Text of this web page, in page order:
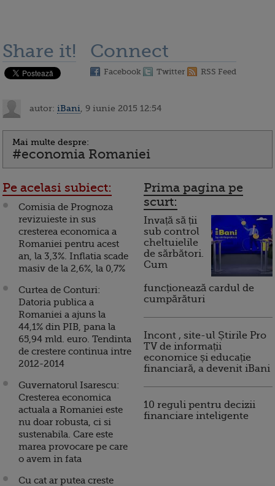
Share it! Connect
Facebook Twitter RSS Feed
autor: iBani , 9 iunie 2015 12:54
Mai multe despre:
#economia Romaniei
Pe acelasi subiect:
Comisia de Prognoza
revizuieste in sus
cresterea economica a
Romaniei pentru acest
an, la 3,3%. Inflatia scade
masiv de la 2,6%, la 0,7%
Curtea de Conturi:
Datoria publica a
Romaniei a ajuns la
44,1% din PIB, pana la
65,94 mld. euro. Tendinta
de crestere continua intre
2012-2014
Guvernatorul Isarescu:
Cresterea economica
actuala a Romaniei este
nu doar robusta, ci si
sustenabila. Care este
marea provocare pe care
o avem in fata
Cu cat ar putea creste
Prima pagina pe
scurt:
Invață să ții
sub control
cheltuielile
de sărbători.
Cum
funcționează cardul de
cumpărături
Incont , site-ul Știrile Pro
TV de informații
economice și educație
financiară, a devenit iBani
10 reguli pentru decizii
financiare inteligente